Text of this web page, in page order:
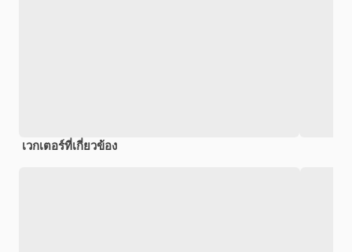
เวกเตอร์ที่เกี่ยวข้อง